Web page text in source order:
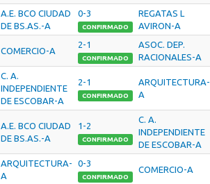
A.E. BCO CIUDAD
DE BS.AS.-A
0-3
CONFIRMADO
REGATAS L
AVIRON-A
COMERCIO-A
2-1
CONFIRMADO
ASOC. DEP.
RACIONALES-A
C. A.
INDEPENDIENTE
DE ESCOBAR-A
2-1
CONFIRMADO
ARQUITECTURA-
A
A.E. BCO CIUDAD
DE BS.AS.-A
1-2
CONFIRMADO
C. A.
INDEPENDIENTE
DE ESCOBAR-A
ARQUITECTURA-
A
0-3
CONFIRMADO
COMERCIO-A